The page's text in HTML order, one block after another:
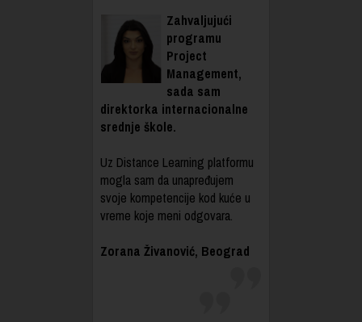
Zahvaljujući
programu
Project
Management,
sada sam
direktorka internacionalne
srednje škole.
Uz Distance Learning platformu
mogla sam da unapređujem
svoje kompetencije kod kuće u
vreme koje meni odgovara.
Zorana Živanović, Beograd